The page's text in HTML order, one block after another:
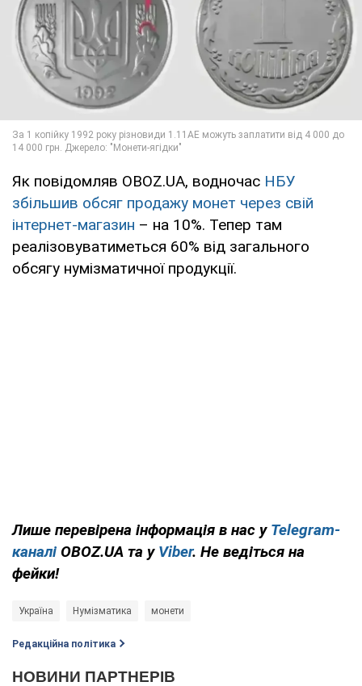
Як повідомляв OBOZ.UA, водночас НБУ
збільшив обсяг продажу монет через свій
інтернет-магазин – на 10%. Тепер там
реалізовуватиметься 60% від загального
обсягу нумізматичної продукції.
Лише перевірена інформація в нас у Telegram-
каналі OBOZ.UA та у Viber. Не ведіться на
фейки!
Україна Нумізматика монети
Редакційна політика